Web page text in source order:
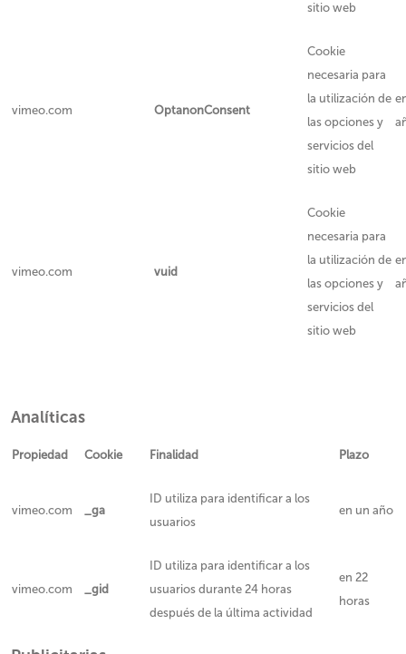
sitio web
vimeo.com OptanonConsent
Cookie
necesaria para
la utilización de
las opciones y
servicios del
sitio web
vimeo.com vuid
Cookie
necesaria para
la utilización de
las opciones y
servicios del
sitio web
Analíticas
Propiedad Cookie Finalidad Plazo
vimeo.com _ga
ID utiliza para identificar a los
usuarios
en un año
vimeo.com _gid
ID utiliza para identificar a los
usuarios durante 24 horas
después de la última actividad
en 22
horas